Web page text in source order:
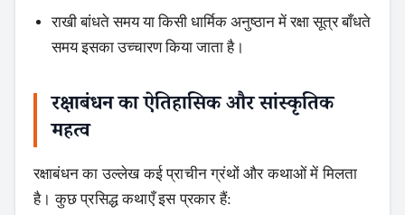
राखी बांधते समय या किसी धार्मिक अनुष्ठान में रक्षा सूत्र बाँधते
समय इसका उच्चारण किया जाता है।
रक्षाबंधन का ऐतिहासिक और सांस्कृतिक
महत्व
रक्षाबंधन का उल्लेख कई प्राचीन ग्रंथों और कथाओं में मिलता
है। कुछ प्रसिद्ध कथाएँ इस प्रकार हैं: